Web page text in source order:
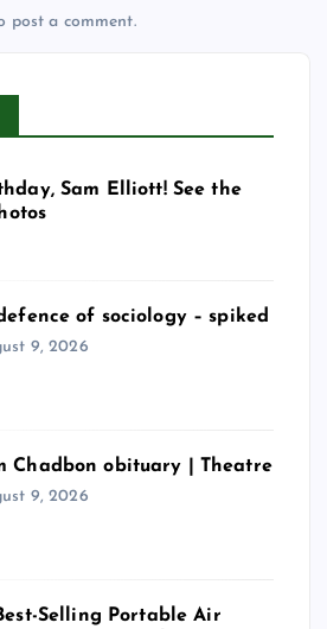
post a comment.
Sam Elliott! See the
of sociology – spiked
9, 2026
Chadbon obituary | Theatre
9, 2026
Selling Portable Air